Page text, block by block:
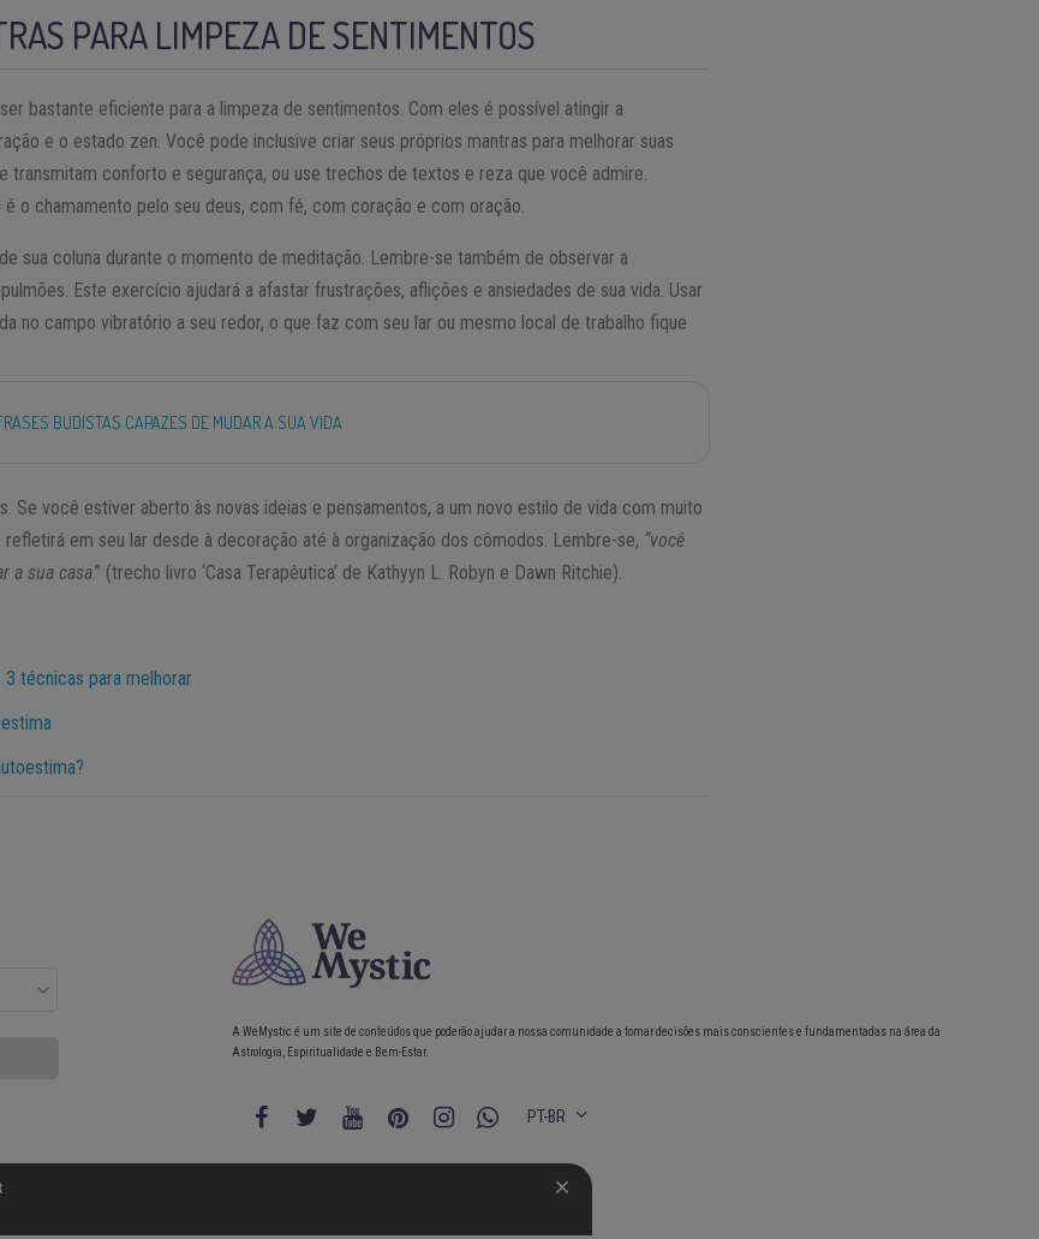
PARA LIMPEZA DE SENTIMENTOS
bastante eficiente para a limpeza de sentimentos. Com eles é possível atingir a
e o estado zen. Você pode inclusive criar seus próprios mantras para melhorar suas
transmitam conforto e segurança, ou use trechos de textos e reza que você admire.
o chamamento pelo seu deus, com fé, com coração e com oração.
sua coluna durante o momento de meditação. Lembre-se também de observar a
Este exercício ajudará a afastar frustrações, aflições e ansiedades de sua vida. Usar
no campo vibratório a seu redor, o que faz com seu lar ou mesmo local de trabalho fique
BUDISTAS CAPAZES DE MUDAR A SUA VIDA
Se você estiver aberto às novas ideias e pensamentos, a um novo estilo de vida com muito
refletirá em seu lar desde à decoração até à organização dos cômodos. Lembre-se, “você
a sua casa.” (trecho livro ‘Casa Terapêutica’ de Kathyyn L. Robyn e Dawn Ritchie).
3 técnicas para melhorar
A WeMystic é um site de conteúdos que poderão ajudar a nossa comunidade a tomar decisões mais conscientes e fundamentadas na área da
Astrologia, Espiritualidade e Bem-Estar.
PT-BR